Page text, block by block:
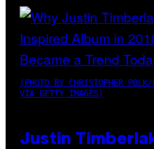
(PHOTO BY CHRISTOPHER
VIA GETTY IMAGES)
Justin